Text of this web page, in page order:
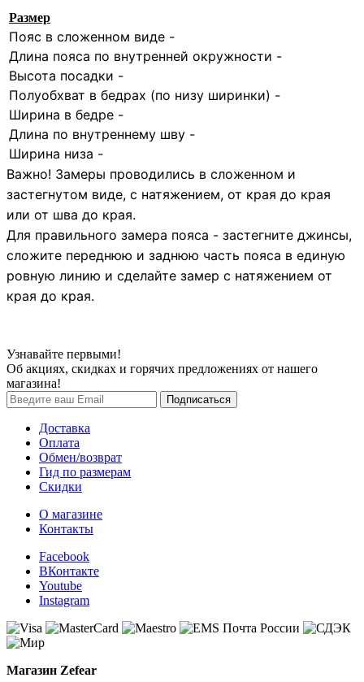
Размер
Пояс в сложенном виде -
Длина пояса по внутренней окружности -
Высота посадки -
Полуобхват в бедрах (по низу ширинки) -
Ширина в бедре -
Длина по внутреннему шву -
Ширина низа -
Важно! Замеры проводились в сложенном и
застегнутом виде, с натяжением, от края до края
или от шва до края.
Для правильного замера пояса - застегните джинсы,
сложите переднюю и заднюю часть пояса в единую
ровную линию и сделайте замер с натяжением от
края до края.
Узнавайте первыми!
Об акциях, скидках и горячих предложениях от нашего
магазина!
Доставка
Оплата
Обмен/возврат
Гид по размерам
Скидки
О магазине
Контакты
Facebook
ВКонтакте
Youtube
Instagram
Магазин Zefear